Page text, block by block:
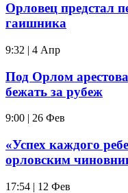
Орловец предстал
гаишника
9:32 | 4 Апр
Под Орлом
бежать за рубеж
9:00 | 26 Фев
«Успех каждого
орловским
17:54 | 12 Фев